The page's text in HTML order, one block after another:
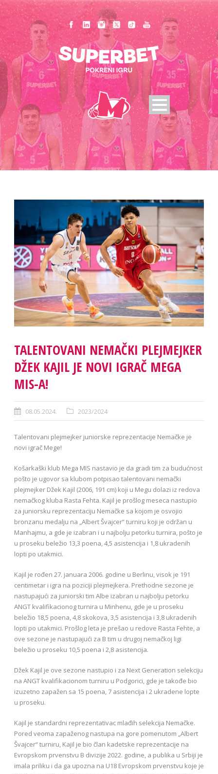
TALENTOVANI NEMAČKI PLEJMEJKER
DŽEK KAJIL JE NOVI IGRAČ MEGA
MIS-A!
08.05.2024. 2023/2024
Talentovani plejmejker juniorske reprezentacije Nemačke je
novi igrač Mege!
Košarkaški klub Mega MIS nastavio je da gradi tim za budućnost
pošto je ugovor sa klubom potpisao talentovani nemački
plejmejker Džek Kajil (2006, 191 cm) koji u Megu dolazi iz redova
nemačkog kluba Rasta Fehta. Kajil je prošlog meseca nastupio
za juniorsku reprezentaciju Nemačke sa kojom je osvojio
bronzanu medalju na „Albert Švajcer“ turniru koji je održan u
Manhajmu, a gde je izabran i u najbolju petorku turnira, pošto je
u proseku beležio 13,3 poena, 4,5 asistencija i 1,8 ukradenih
lopti po utakmici.
Kajil je rođen 27. januara 2006. godine u Berlinu, visok je 191
centimetar i igra na poziciji plejmejkera. Prethodne sezone je
nastupajući za juniorski tim Albe izabran u najbolju petorku
ANGT kvalifikacionog turnira u Minhenu, gde je u proseku
beležio 18,5 poena, 4,8 skokova, 3,5 asistencija i 3,8 ukradenih
lopti po utakmici. Prošlog leta je prešao u redove Rasta Fehte, a
ove sezone je nastupajući za B tim u drugoj nemačkoj ligi
beležio u proseku 10,5 poena i 2,8 asistencija.
Džek Kajil je ove sezone nastupio i za Next Generation selekciju
na ANGT kvalifikacionom turniru u Podgorici, gde je takođe bio
izuzetno zapažen sa 15 poena, 7 asistencija i 2 ukradene lopte
u proseku.
Kajil je standardni reprezentativac mlađih selekcija Nemačke.
Pored veoma zapaženog nastupa na gore pomenutom „Albert
Švajcer“ turniru, Kajil je bio član kadetske reprezentacije na
Evropskom prvenstvu B divizije 2022. godine, a publika u Srbiji je
imala priliku i da ga upozna na U18 Evropskom prvenstvu koje je